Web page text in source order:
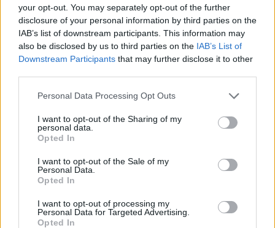
your opt-out. You may separately opt-out of the further
disclosure of your personal information by third parties on the
IAB’s list of downstream participants. This information may
also be disclosed by us to third parties on the IAB’s List of
Downstream Participants that may further disclose it to other
Personal Data Processing Opt Outs
I want to opt-out of the Sharing of my
personal data.
Opted In
I want to opt-out of the Sale of my
Personal Data.
Opted In
I want to opt-out of processing my
Personal Data for Targeted Advertising.
Opted In
Les évaluations de cette page sont écrites par les utilisateurs
eux-mêmes ; ces avis sont d’abord lus, et éventuellement
adaptés afin de répondre à nos standards en ce qui concerne
l’évaluation d’un médicament, avant d’être approuvés. Pour
reflètent seulement une image fidèle des expériences propres
N’oubliez-pas que les expériences peuvent varier selon les
individus et que pour tout avis médical, il faut toujours prendre